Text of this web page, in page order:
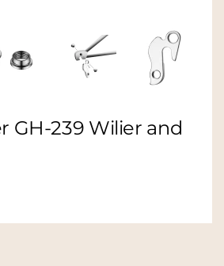
GH-239 Wilier and